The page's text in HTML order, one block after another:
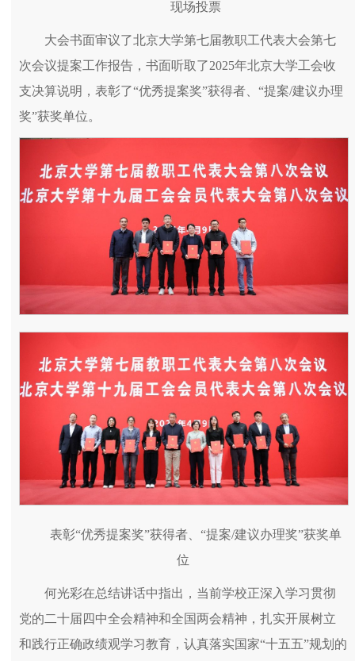
现场投票
大会书面审议了北京大学第七届教职工代表大会第七
次会议提案工作报告，书面听取了2025年北京大学工会收
支决算说明，表彰了“优秀提案奖”获得者、“提案/建议办理
奖”获奖单位。
表彰“优秀提案奖”获得者、“提案/建议办理奖”获奖单
位
何光彩在总结讲话中指出，当前学校正深入学习贯彻
党的二十届四中全会精神和全国两会精神，扎实开展树立
和践行正确政绩观学习教育，认真落实国家“十五五”规划的